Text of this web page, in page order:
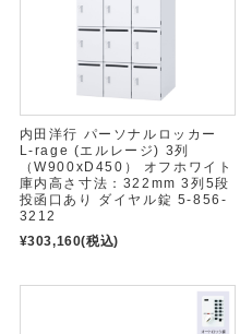
内田洋行 パーソナルロッカー
L-rage (エルレージ) 3列
（W900xD450） オフホワイト
庫内高さ寸法：322mm 3列5段
投函口あり ダイヤル錠 5-856-
3212
¥303,160(税込)